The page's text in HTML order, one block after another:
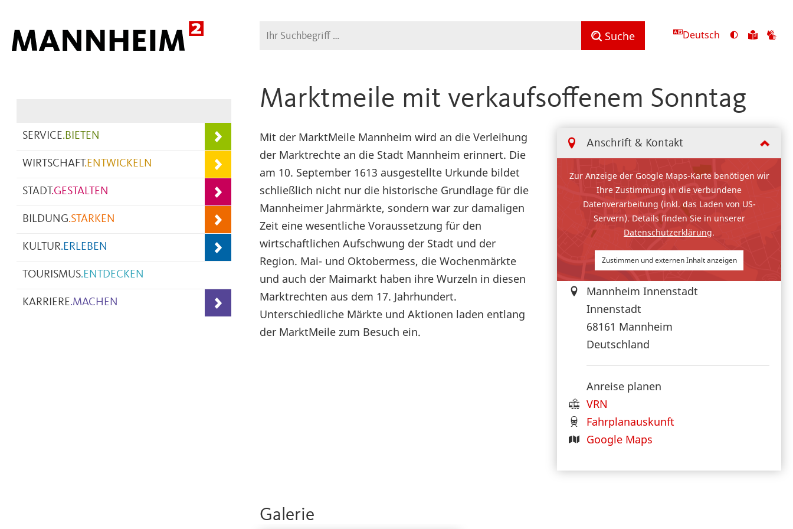
Suche Suche Deutsch
Ansicht
umschalten
Zu
SERVICE.BIETEN
WIRTSCHAFT.ENTWICKELN
STADT.GESTALTEN
BILDUNG.STÄRKEN
KULTUR.ERLEBEN
TOURISMUS.ENTDECKEN
KARRIERE.MACHEN
Marktmeile mit verkaufsoffenem Sonntag
Anschrift & Kontakt
Zur Anzeige der Google Maps-Karte benötigen wir
Ihre Zustimmung in die verbundene
Datenverarbeitung (inkl. das Laden von US-
Servern). Details finden Sie in unserer
Datenschutzerklärung.
Zustimmen und externen Inhalt anzeigen
Mannheim Innenstadt
Innenstadt
68161 Mannheim
Deutschland
Anreise planen
VRN
Fahrplanauskunft
Google Maps
Mit der MarktMeile Mannheim wird an die Verleihung
der Marktrechte an die Stadt Mannheim erinnert. Die
am 10. September 1613 ausgestellte Urkunde bildet
schließlich nicht nur die historische Grundlage für die
Mannheimer Jahrmärkte, sondern war zur damaligen
Zeit eine wesentliche Voraussetzung für den
wirtschaftlichen Aufschwung der Stadt und der
Region. Mai- und Oktobermess, die Wochenmärkte
und auch der Maimarkt haben ihre Wurzeln in diesen
Marktrechten aus dem 17. Jahrhundert.
Unterschiedliche Märkte und Aktionen laden entlang
der MarktMeile zum Besuch ein.
Galerie